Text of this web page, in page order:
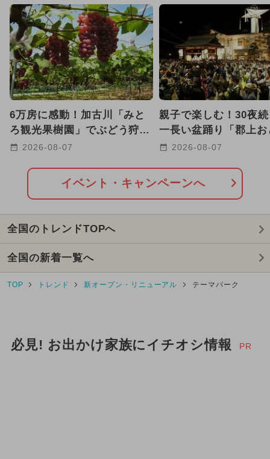
海水浴 道の駅
空港・飛行機 いちご狩り
植物園 スケート 果物狩り
6万房に感動！加古川「みと
ろ観光果樹園」でぶどう狩
り シャインマスカットの販
2026-08-07
親子で楽しむ！30夜
一長い盆踊り「郡上お
り」、8/13〜は徹夜お
2026-08-07
イベント・キャンペーンへ
全国のトレンドTOPへ
全国の新着一覧へ
TOP トレンド 新オープン・リニューアル テーマパーク
必見! お出かけ家族にイチオシ情報 PR